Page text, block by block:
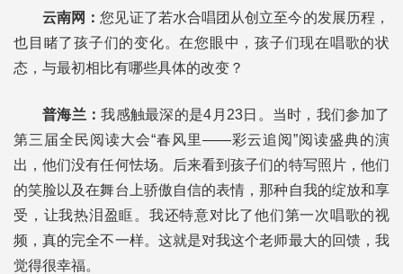
云南网：您见证了若水合唱团从创立至今的发展历程，
也目睹了孩子们的变化。在您眼中，孩子们现在唱歌的状
态，与最初相比有哪些具体的改变？
普海兰：我感触最深的是4月23日。当时，我们参加了
第三届全民阅读大会“春风里——彩云追阅”阅读盛典的演
出，他们没有任何怯场。后来看到孩子们的特写照片，他们
的笑脸以及在舞台上骄傲自信的表情，那种自我的绽放和享
受，让我热泪盈眶。我还特意对比了他们第一次唱歌的视
频，真的完全不一样。这就是对我这个老师最大的回馈，我
觉得很幸福。